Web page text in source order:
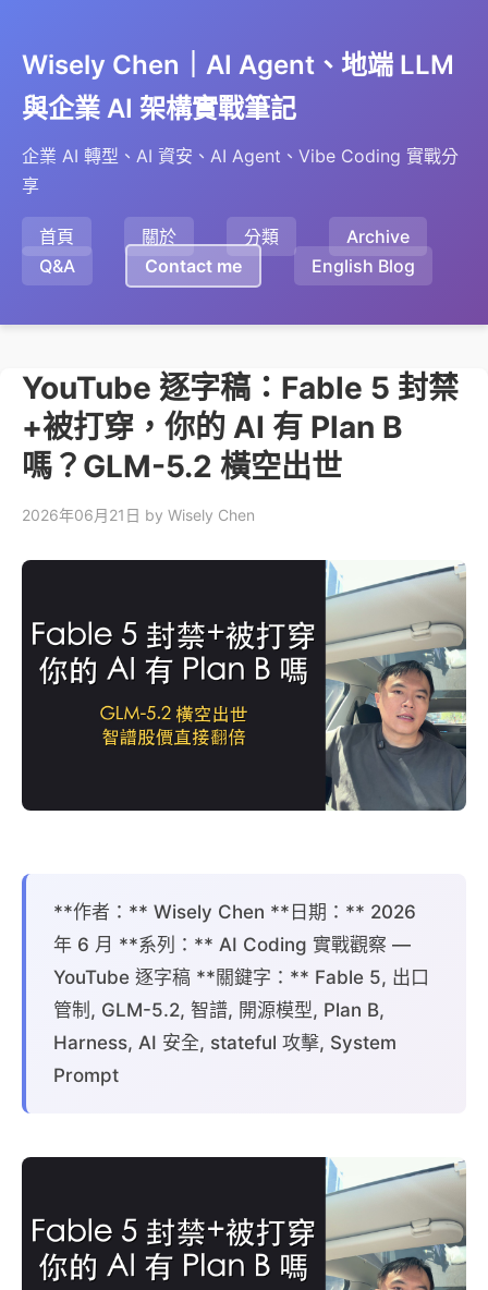
Wisely Chen｜AI Agent、地端 LLM
與企業 AI 架構實戰筆記
企業 AI 轉型、AI 資安、AI Agent、Vibe Coding 實戰分
享
首頁 關於 分類
Archive
Q&A
Contact me English Blog
YouTube 逐字稿：Fable 5 封禁
+被打穿，你的 AI 有 Plan B
嗎？GLM-5.2 橫空出世
2026年06月21日 by Wisely Chen
**作者：** Wisely Chen **日期：** 2026
年 6 月 **系列：** AI Coding 實戰觀察 —
YouTube 逐字稿 **關鍵字：** Fable 5, 出口
管制, GLM-5.2, 智譜, 開源模型, Plan B,
Harness, AI 安全, stateful 攻擊, System
Prompt